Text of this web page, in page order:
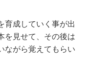
育成していく事が出
を見せて、その後は
ながら覚えてもらい